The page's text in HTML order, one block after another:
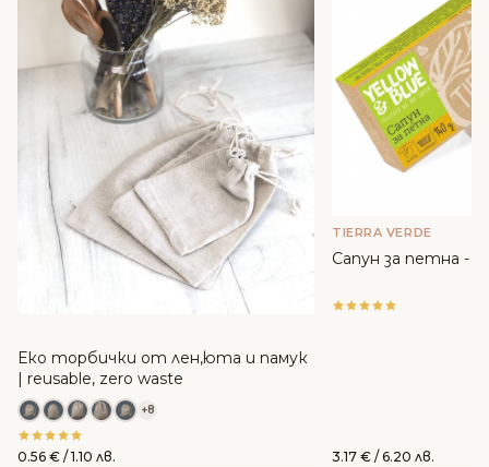
Еко торбички от лен,юта и памук
| reusable, zero waste
+8
0.56 € / 1.10 лв.
TIERRA VERDE
Сапун за петна -
3.17 € / 6.20 лв.